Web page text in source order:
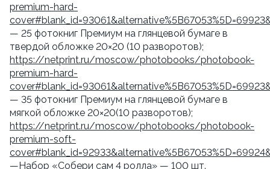
premium-hard-
— 25 фотокниг Премиум на глянцевой бумаге в
твердой обложке 20×20 (10 разворотов);
https://netprint.ru/moscow/photobooks/photobook-
premium-hard-
— 35 фотокниг Премиум на глянцевой бумаге в
мягкой обложке 20×20(10 разворотов);
https://netprint.ru/moscow/photobooks/photobook-
premium-soft-
—Набор «Собери сам 4 ролла» — 100 шт.